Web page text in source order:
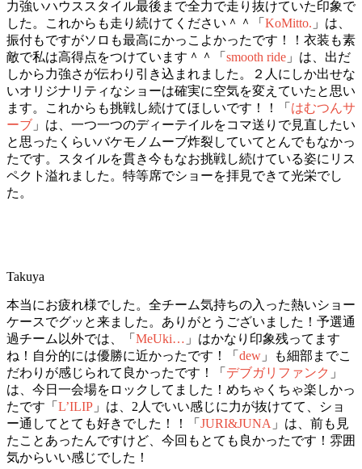
力強いハウススタイル最後まで全力で走り抜けていた印象で
した。これからも走り続けてください＾＾「 KoMitto. 」は、
振付もですがソロも最高にかっこよかったです！！衣装も素
敵で私は高得点をつけています＾＾「 smooth ride 」は、出だ
しから力強さが伝わり引き込まれました。２人にしか出せな
いオリジナリティなショーは確実に空気を変えていたと思い
ます。これからも挑戦し続けてほしいです！！「 はむつんサ
ーブ 」は、一つ一つのディーテイルをコマ送りで見直したい
と思ったくらいバケモノムーブ炸裂していてとんでもなかっ
たです。スタイルを貫き今もなお挑戦し続けている姿にリス
ペクト溢れました。特等席でショーを拝見できて光栄でし
た。
Takuya
本当にお疲れ様でした。全チーム気持ちの入った熱いショー
ケースでグッと来ました。ありがとうございました！予選通
過チーム以外では、「 MeUki… 」はかなり印象残ってます
ね！自分的には優勝に近かったです！「 dew 」も細部までこ
だわりが感じられて良かったです！「 デブガリファンク 」
は、今日一会場をロックしてました！めちゃくちゃ楽しかっ
たです「 L’ILIP 」は、2人でいい感じに力が抜けてて、ショ
ー通してとても好きでした！！「 JURI&JUNA 」は、前も見
たことあったんですけど、今回もとても良かったです！雰囲
気からいい感じでした！